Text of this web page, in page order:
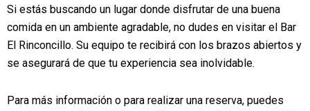
Si estás buscando un lugar donde disfrutar de una buena
comida en un ambiente agradable, no dudes en visitar el Bar
El Rinconcillo. Su equipo te recibirá con los brazos abiertos y
se asegurará de que tu experiencia sea inolvidable.
Para más información o para realizar una reserva, puedes